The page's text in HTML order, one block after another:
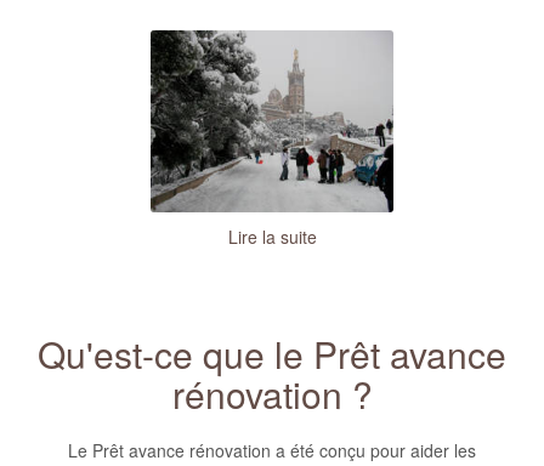
Lire la suite
Qu'est-ce que le Prêt avance
rénovation ?
Le Prêt avance rénovation a été conçu pour aider les